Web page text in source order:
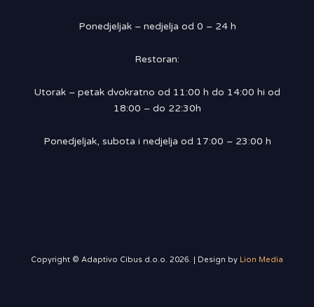
Ponedjeljak – nedjelja od 0 – 24 h
Restoran:
Utorak – petak dvokratno od 11:00 h do 14:00 hi od
18:00 – do 22:30h
Ponedjeljak, subota i nedjelja od 17:00 – 23:00 h
Copyright © Adaptivo Cibus d.o.o. 2026. | Design by Lion Media